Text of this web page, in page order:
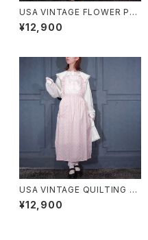
USA VINTAGE FLOWER PAT
TERNED FRILL DESIGN ON
E PIECE/アメリカ古着お花柄フ
¥12,900
USA VINTAGE QUILTING FR
ILL DUCK DESIGN APRON
ONE PIECE/アメリカ古着キル
¥12,900